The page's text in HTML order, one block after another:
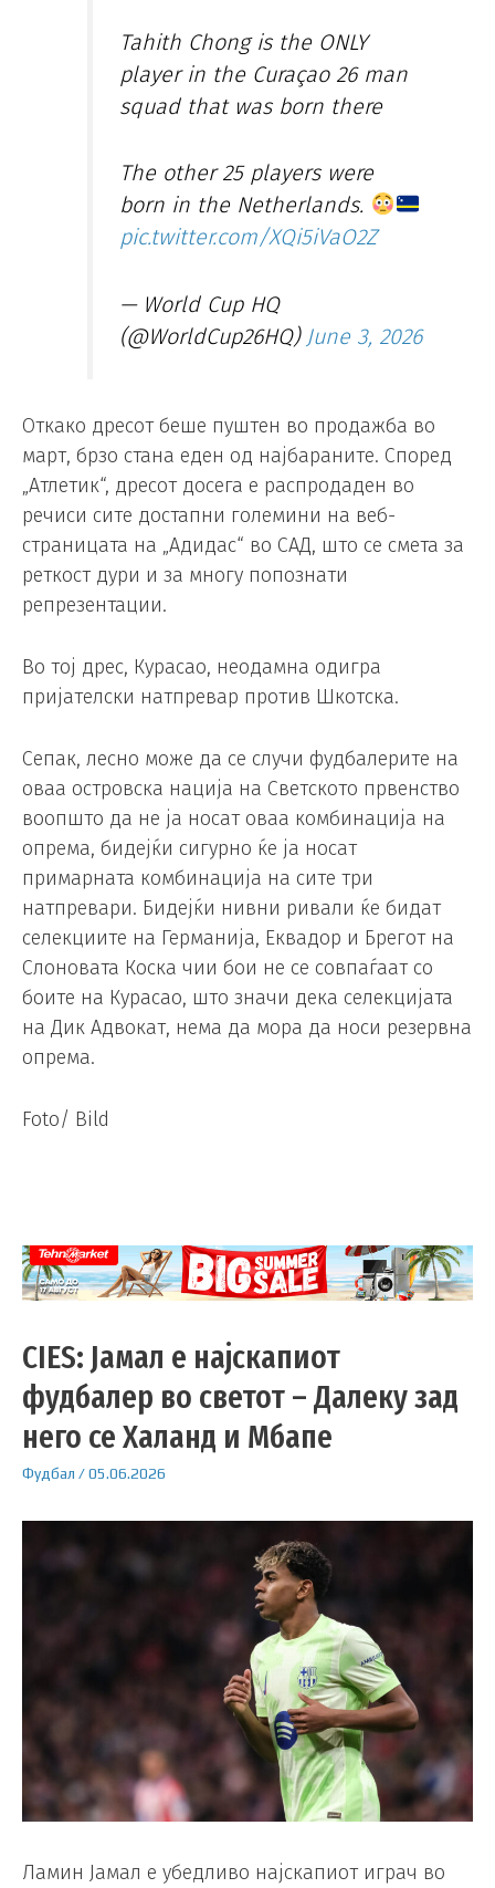
Tahith Chong is the ONLY
player in the Curaçao 26 man
squad that was born there
The other 25 players were
born in the Netherlands.
pic.twitter.com/XQi5iVaO2Z
— World Cup HQ
(@WorldCup26HQ) June 3, 2026
Откако дресот беше пуштен во продажба во
март, брзо стана еден од најбараните. Според
„Атлетик“, дресот досега е распродаден во
речиси сите достапни големини на веб-
страницата на „Адидас“ во САД, што се смета за
реткост дури и за многу попознати
репрезентации.
Во тој дрес, Курасао, неодамна одигра
пријателски натпревар против Шкотска.
Сепак, лесно може да се случи фудбалерите на
оваа островска нација на Светското првенство
воопшто да не ја носат оваа комбинација на
опрема, бидејќи сигурно ќе ја носат
примарната комбинација на сите три
натпревари. Бидејќи нивни ривали ќе бидат
селекциите на Германија, Еквадор и Брегот на
Слоновата Коска чии бои не се совпаѓаат со
боите на Курасао, што значи дека селекцијата
на Дик Адвокат, нема да мора да носи резервна
опрема.
Foto/ Bild
CIES: Јамал е најскапиот
фудбалер во светот – Далеку зад
него се Халанд и Мбапе
Фудбал /05.06.2026
Ламин Јамал ​​е убедливо најскапиот играч во